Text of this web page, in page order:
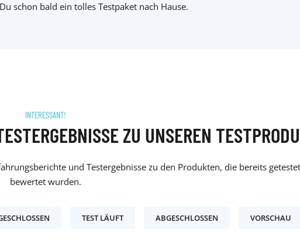
schon bald ein tolles Testpaket nach Hause.
INTERESSANT!
ZU UNSEREN
und Testergebnisse zu den Produkten, die bereits
bewertet wurden.
TEST LÄUFT ABGESCHLOSSEN VORSCHAU